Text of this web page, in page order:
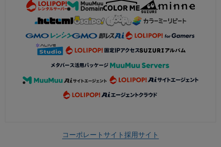
コーポレートサイト採用サイト